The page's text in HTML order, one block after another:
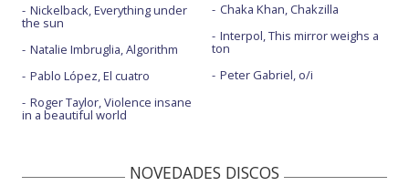
Nickelback, Everything under
the sun
Natalie Imbruglia, Algorithm
Pablo López, El cuatro
Roger Taylor, Violence insane
in a beautiful world
Chaka Khan, Chakzilla
Interpol, This mirror weighs a
ton
Peter Gabriel, o/i
NOVEDADES DISCOS